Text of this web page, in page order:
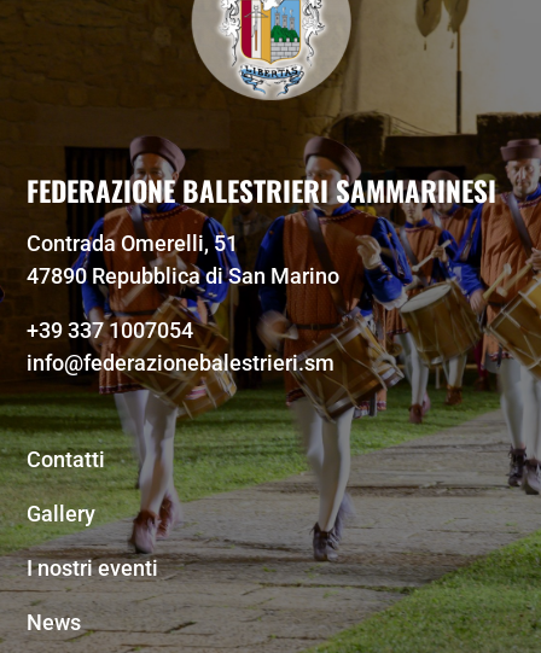
FEDERAZIONE BALESTRIERI SAMMARINESI
Contrada Omerelli, 51
47890 Repubblica di San Marino
+39 337 1007054
info@federazionebalestrieri.sm
Contatti
Gallery
I nostri eventi
News